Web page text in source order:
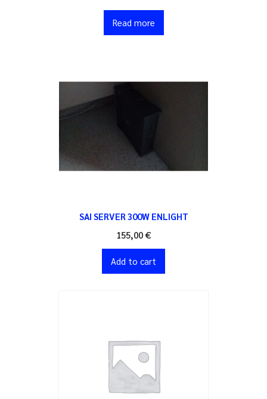
Read more
SAI SERVER 300W ENLIGHT
155,00 €
Add to cart